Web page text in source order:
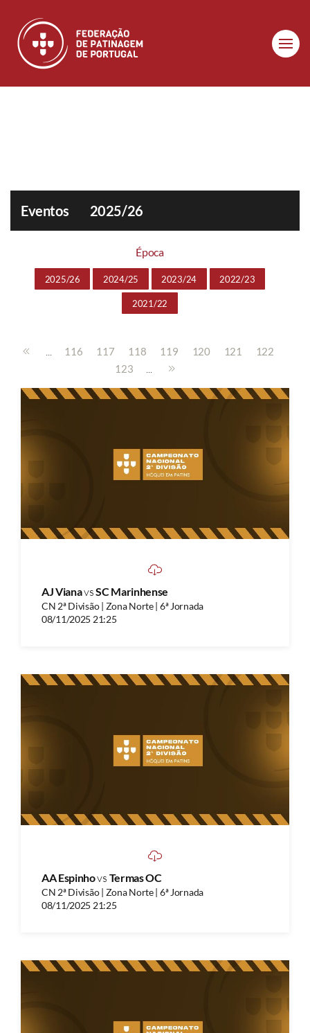
Skip to main content
Eventos 2025/26
Época
2025/26 2024/25 2023/24 2022/23
2021/22
... 116 117 118 119 120 121
122
123
...
AJ VianavsSC Marinhense
CN 2ª Divisão | Zona Norte | 6ª Jornada
08/11/2025 21:25
AA Espinhovs Termas OC
CN 2ª Divisão | Zona Norte | 6ª Jornada
08/11/2025 21:25